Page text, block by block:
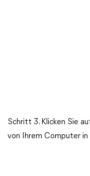
Schritt 3. Klicken Sie
von Ihrem Computer in